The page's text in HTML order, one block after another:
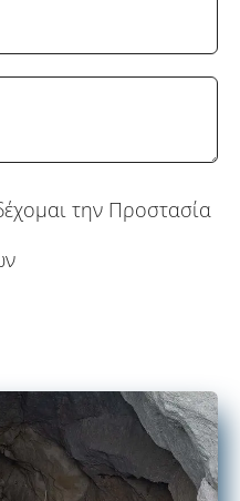
την Προστασία